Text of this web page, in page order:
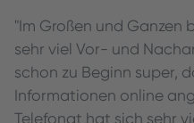
"Im Großen und Ganzen
sehr viel Vor- und
schon zu Beginn super,
Informationen online
Telefonat hat sich sehr